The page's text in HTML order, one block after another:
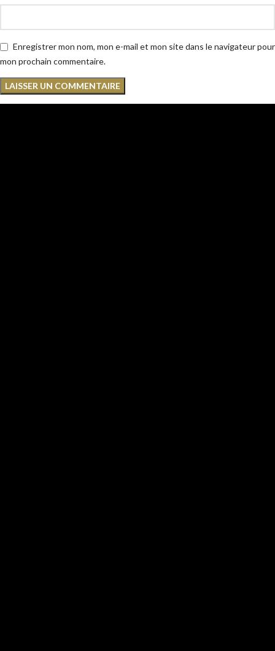
Enregistrer mon nom, mon e-mail et mon site dans le navigateur pour
mon prochain commentaire.